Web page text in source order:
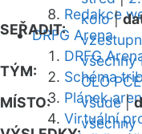
Redakce
DRFG Arena
DRFG
Schéma
Plánek
Virtuální
SEŘADIT:
kolo|
TÝM:
všechny
OLO PCE
MÍSTO:
všude|
všechny